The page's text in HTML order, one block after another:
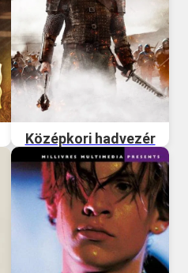
Középkori hadvezér